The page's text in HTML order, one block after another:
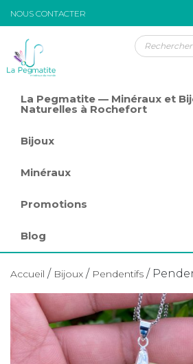
NOUS CONTACTER
Passer au contenu
La Pegmatite — Minéraux et
Naturelles à Rochefort
Bijoux
Minéraux
Promotions
Blog
Accueil / Bijoux / Pendentifs /